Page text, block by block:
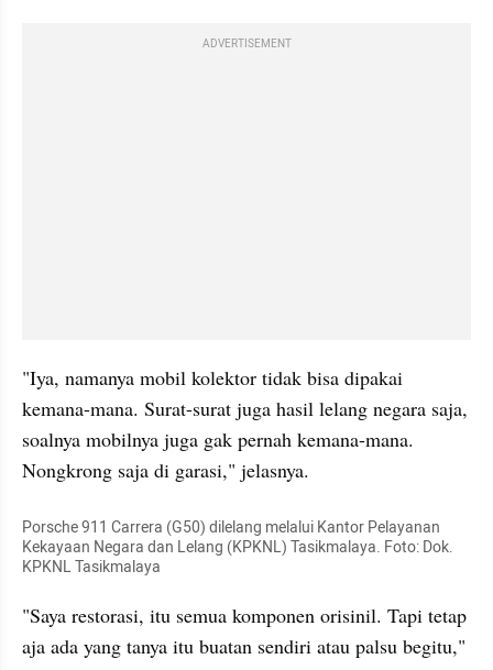
ADVERTISEMENT
"Iya, namanya mobil kolektor tidak bisa dipakai
kemana-mana. Surat-surat juga hasil lelang negara saja,
soalnya mobilnya juga gak pernah kemana-mana.
Nongkrong saja di garasi," jelasnya.
Porsche 911 Carrera (G50) dilelang melalui Kantor Pelayanan
Kekayaan Negara dan Lelang (KPKNL) Tasikmalaya. Foto: Dok.
KPKNL Tasikmalaya
"Saya restorasi, itu semua komponen orisinil. Tapi tetap
aja ada yang tanya itu buatan sendiri atau palsu begitu,"